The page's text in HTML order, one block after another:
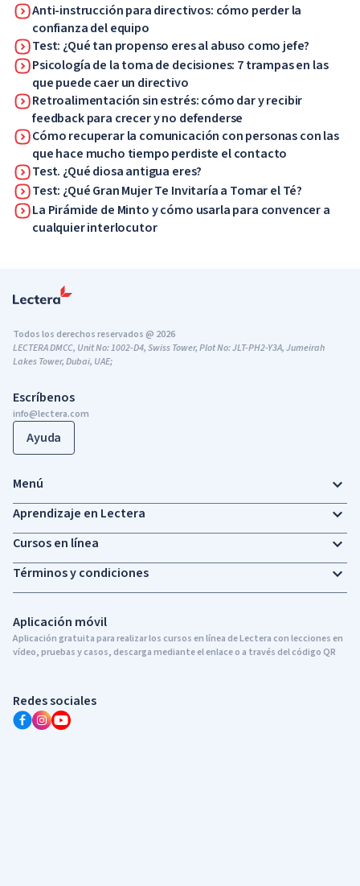
Anti-instrucción para directivos: cómo perder la
confianza del equipo
Test: ¿Qué tan propenso eres al abuso como jefe?
Psicología de la toma de decisiones: 7 trampas en las
que puede caer un directivo
Retroalimentación sin estrés: cómo dar y recibir
feedback para crecer y no defenderse
Cómo recuperar la comunicación con personas con las
que hace mucho tiempo perdiste el contacto
Test. ¿Qué diosa antigua eres?
Test: ¿Qué Gran Mujer Te Invitaría a Tomar el Té?
La Pirámide de Minto y cómo usarla para convencer a
cualquier interlocutor
Escríbenos
info@lectera.com
Ayuda
Aplicación móvil
Aplicación gratuita para realizar los cursos en línea de Lectera con lecciones en
vídeo, pruebas y casos, descarga mediante el enlace o a través del código QR
Redes sociales
Todos los derechos reservados @ 2026
LECTERA DMCC, Unit No: 1002-D4, Swiss Tower, Plot No: JLT-PH2-Y3A, Jumeirah
Lakes Tower, Dubai, UAE;
Menú
Aprendizaje en Lectera
Cursos en línea
Términos y condiciones